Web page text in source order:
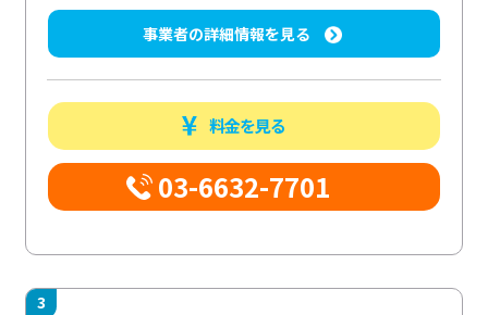
事業者の詳細情報を見る
料金を見る
03-6632-7701
3